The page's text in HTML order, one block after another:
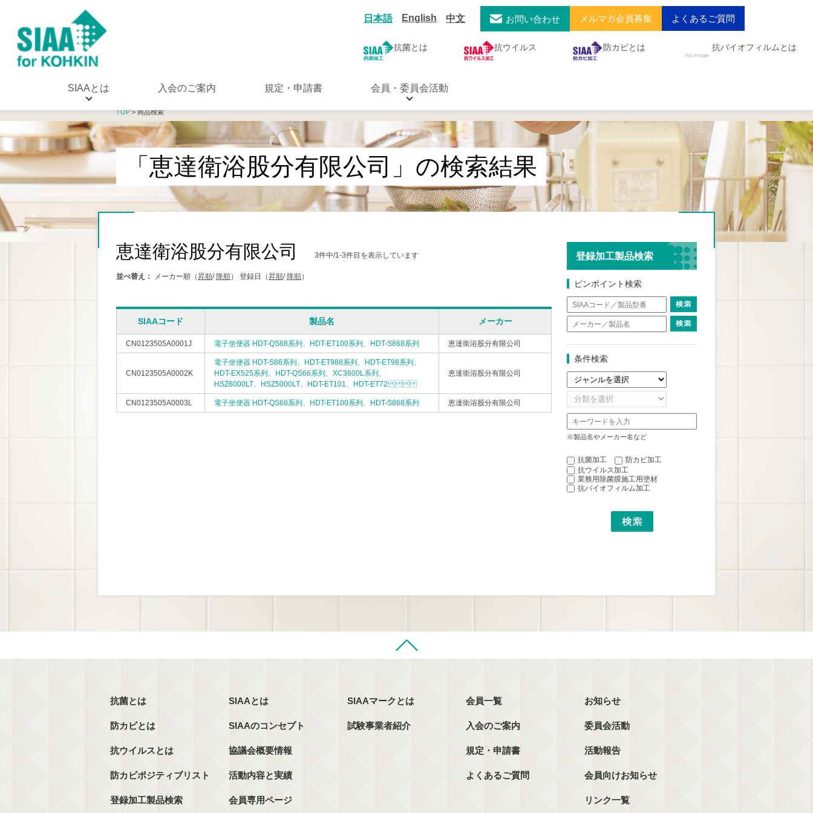
日本語 English 中文 お問い合わせ メルマガ会員募集 よくあるご質問
抗菌とは 抗ウイルス 防カビとは 抗バイオフィルムとは
SIAAとは 入会のご案内 規定・申請書 会員・委員会活動
TOP> 商品検索
「恵達衛浴股分有限公司」の検索結果
恵達衛浴股分有限公司 3件中/1-3件目を表示しています
並べ替え： メーカー順（昇順/ 降順） 登録日（昇順/ 降順）
SIAAコード 製品名 メーカー
CN0123505A0001J 電子坐便器 HDT-QS68系列、HDT-ET100系列、HDT-S868系列 恵達衛浴股分有限公司
CN0123505A0002K
電子坐便器 HDT-S86系列、HDT-ET988系列、HDT-ET98系列、
HDT-EX525系列、HDT-QS66系列、XC3600L系列、
HSZ6000LT、HSZ5000LT、HDT-ET101、HDT-ET72
恵達衛浴股分有限公司
CN0123505A0003L 電子坐便器 HDT-QS68系列、HDT-ET100系列、HDT-S868系列 恵達衛浴股分有限公司
登録加工製品検索
ピンポイント検索
条件検索
※製品名やメーカー名など
抗菌加工
防カビ加工
抗ウイルス加工
業務用除菌膜施工用塗材
抗バイオフィルム加工
抗菌とは
防カビとは
抗ウイルスとは
防カビポジティブリスト
登録加工製品検索
SIAAとは
SIAAのコンセプト
協議会概要情報
活動内容と実績
会員専用ページ
SIAAマークとは
試験事業者紹介
会員一覧
入会のご案内
規定・申請書
よくあるご質問
お知らせ
委員会活動
活動報告
会員向けお知らせ
リンク一覧